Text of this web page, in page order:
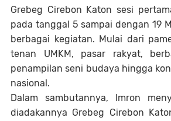
Grebeg Cirebon Katon sesi
pada tanggal 5 sampai dengan 19
berbagai kegiatan. Mulai dari
tenan UMKM, pasar rakyat,
penampilan seni budaya hingga
nasional.
Dalam sambutannya, Imron
diadakannya Grebeg Cirebon